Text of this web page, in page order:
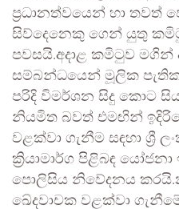
ප්‍රධානත්වයෙන් හා තවත්
සිව්දෙනෙකු ගෙන් යුතු
පවසයි.අදාළ කමිටුව
සම්බන්ධයෙන් මූලික
පරිදි විමර්ශන සිදු කොට
නියමිත බවත් එමඟින්
වළක්වා ගැනීම සඳහා ශ්‍රී
ක්‍රියාමාර්ග පිළිබඳ
පොලිසිය නිවේදනය
ඛේදවාචක වළක්වා